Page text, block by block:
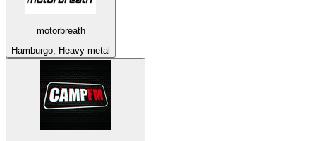
motorbreath
Hamburgo, Heavy metal